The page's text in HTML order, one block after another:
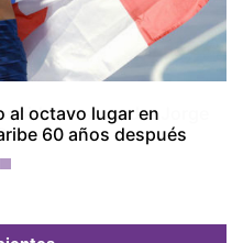
al octavo lugar en
60 años después